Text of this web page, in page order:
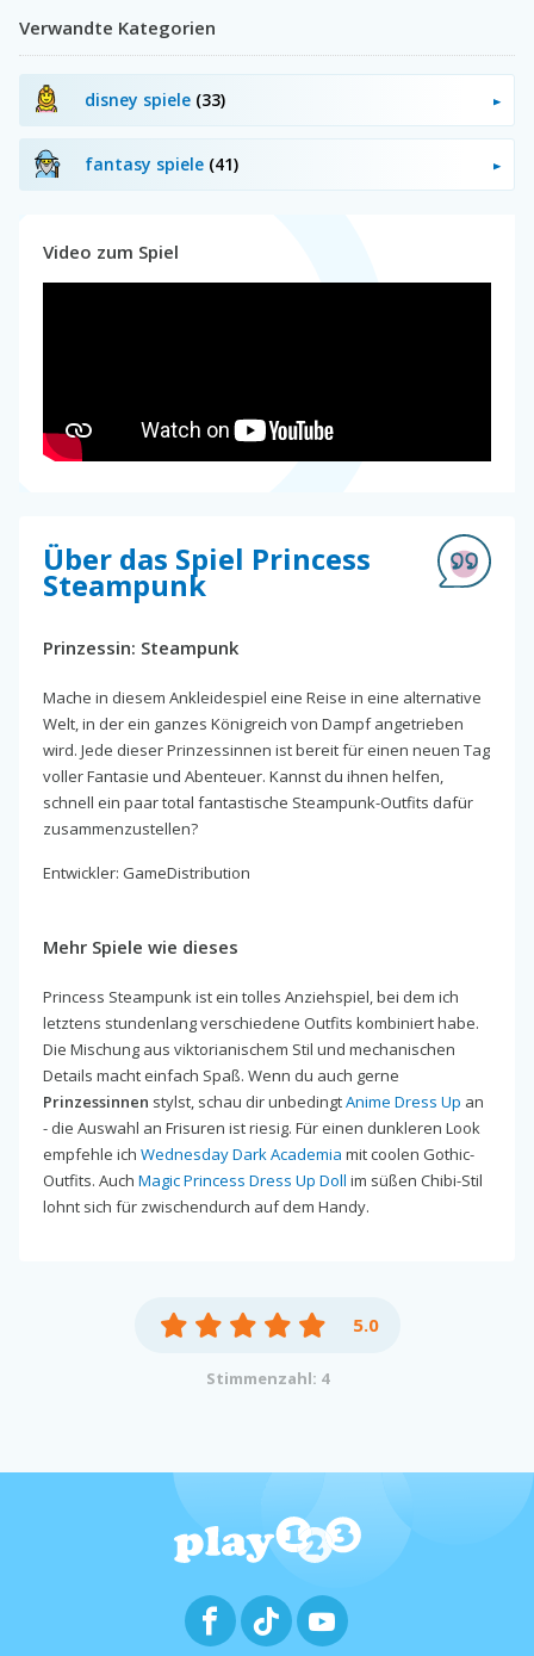
Verwandte Kategorien
disney spiele (33)
fantasy spiele (41)
Video zum Spiel
Über das Spiel Princess
Steampunk
Prinzessin: Steampunk
Mache in diesem Ankleidespiel eine Reise in eine alternative
Welt, in der ein ganzes Königreich von Dampf angetrieben
wird. Jede dieser Prinzessinnen ist bereit für einen neuen Tag
voller Fantasie und Abenteuer. Kannst du ihnen helfen,
schnell ein paar total fantastische Steampunk-Outfits dafür
zusammenzustellen?
Entwickler: GameDistribution
Mehr Spiele wie dieses
Princess Steampunk ist ein tolles Anziehspiel, bei dem ich
letztens stundenlang verschiedene Outfits kombiniert habe.
Die Mischung aus viktorianischem Stil und mechanischen
Details macht einfach Spaß. Wenn du auch gerne
Prinzessinnen stylst, schau dir unbedingtAnime Dress Up an
- die Auswahl an Frisuren ist riesig. Für einen dunkleren Look
empfehle ich Wednesday Dark Academia mit coolen Gothic-
Outfits. Auch Magic Princess Dress Up Doll im süßen Chibi-Stil
lohnt sich für zwischendurch auf dem Handy.
5.0
Stimmenzahl: 4